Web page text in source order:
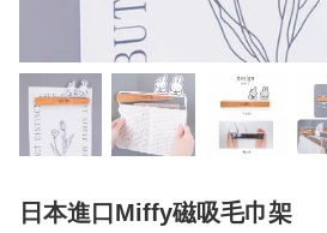
日本進口Miffy磁吸毛巾架